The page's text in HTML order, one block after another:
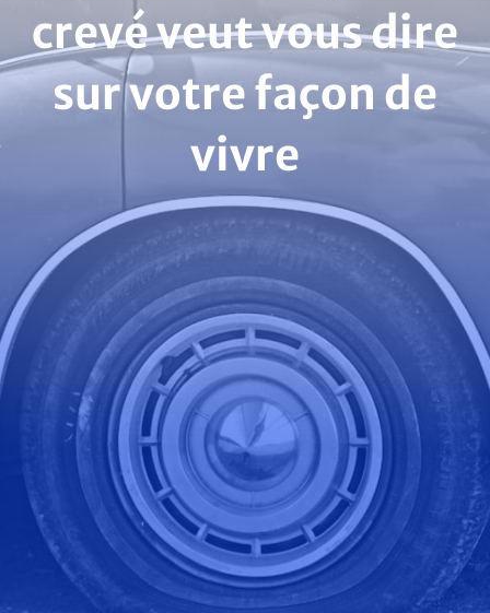
crevé veut vous dire
sur votre façon de
vivre